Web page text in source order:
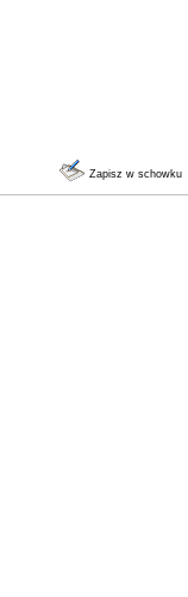
Zapisz w schowku